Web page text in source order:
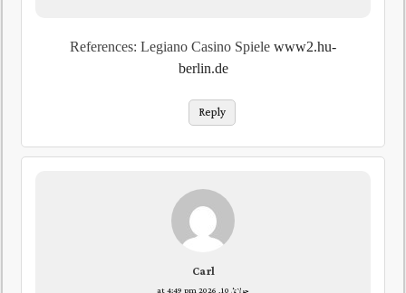
References: Legiano Casino Spiele www2.hu-
berlin.de
Reply
Carl